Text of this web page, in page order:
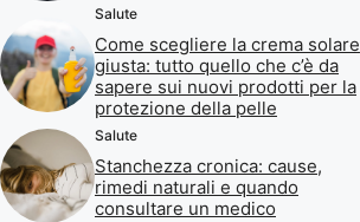
Salute
Come scegliere la crema solare
giusta: tutto quello che c’è da
sapere sui nuovi prodotti per la
protezione della pelle
Salute
Stanchezza cronica: cause,
rimedi naturali e quando
consultare un medico